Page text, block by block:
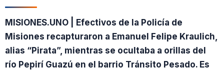
MISIONES.UNO | Efectivos de la Policía de
Misiones recapturaron a Emanuel Felipe Kraulich,
alias “Pirata”, mientras se ocultaba a orillas del
río Pepirí Guazú en el barrio Tránsito Pesado. Es